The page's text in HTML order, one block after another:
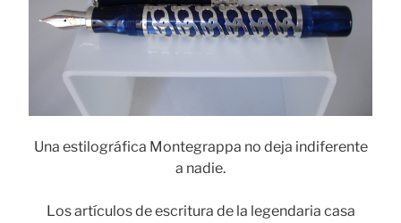
Una estilográfica Montegrappa no deja indiferente
a nadie.
Los artículos de escritura de la legendaria casa